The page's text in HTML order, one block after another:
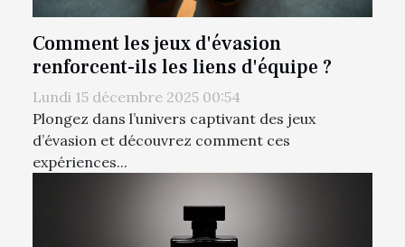
Comment les jeux d'évasion
renforcent-ils les liens d'équipe ?
Lundi 15 décembre 2025 00:54
Plongez dans l’univers captivant des jeux
d’évasion et découvrez comment ces
expériences...